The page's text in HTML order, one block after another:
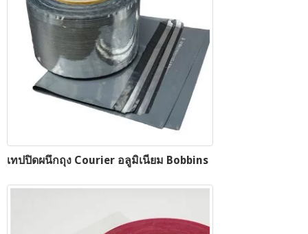
เทปปิดผนึกถุง Courier อลูมิเนียม Bobbins